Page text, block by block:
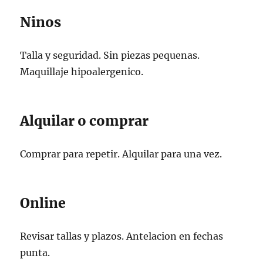
Ninos
Talla y seguridad. Sin piezas pequenas.
Maquillaje hipoalergenico.
Alquilar o comprar
Comprar para repetir. Alquilar para una vez.
Online
Revisar tallas y plazos. Antelacion en fechas
punta.